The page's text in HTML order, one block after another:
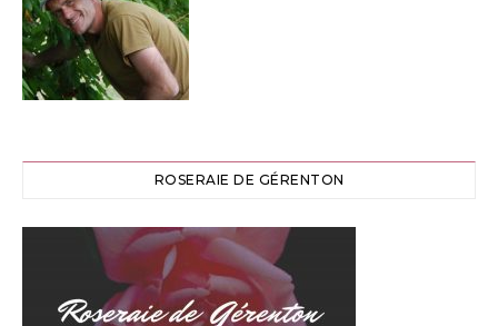
ROSERAIE DE GÉRENTON